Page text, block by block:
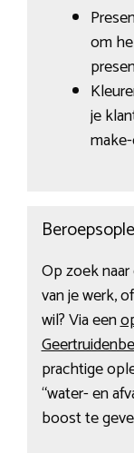
om
je
Op zoek
van je werk,
wil? Via een
prachtige
“water- en
boost te